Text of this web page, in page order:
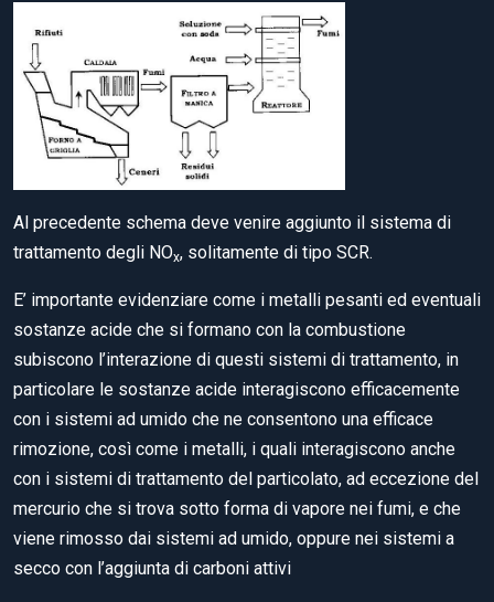
Al precedente schema deve venire aggiunto il sistema di
trattamento degli NOx, solitamente di tipo SCR.
E’ importante evidenziare come i metalli pesanti ed eventuali
sostanze acide che si formano con la combustione
subiscono l’interazione di questi sistemi di trattamento, in
particolare le sostanze acide interagiscono efficacemente
con i sistemi ad umido che ne consentono una efficace
rimozione, così come i metalli, i quali interagiscono anche
con i sistemi di trattamento del particolato, ad eccezione del
mercurio che si trova sotto forma di vapore nei fumi, e che
viene rimosso dai sistemi ad umido, oppure nei sistemi a
secco con l’aggiunta di carboni attivi